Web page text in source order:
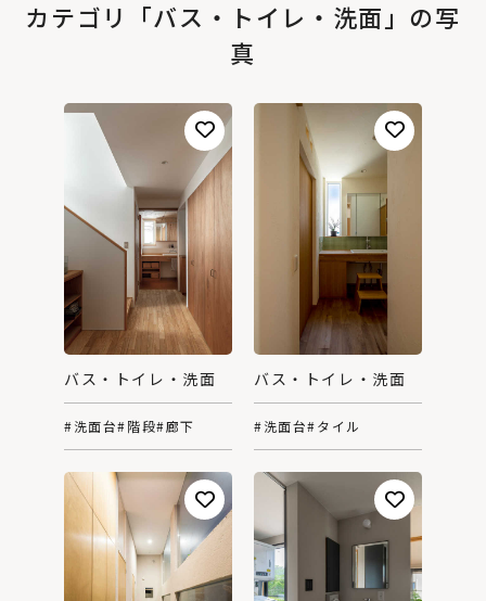
カテゴリ「バス・トイレ・洗面」の写
真
バス・トイレ・洗面
#洗面台#階段#廊下
バス・トイレ・洗面
#洗面台#タイル